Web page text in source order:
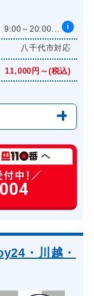
9:00～20:00... i
八千代市対応
11,000円～(税込)
6,600円～(税込)
14,300円～(税込)
13,200円～(税込)
16,500円～(税込)
14,300円～(税込)
・川越・